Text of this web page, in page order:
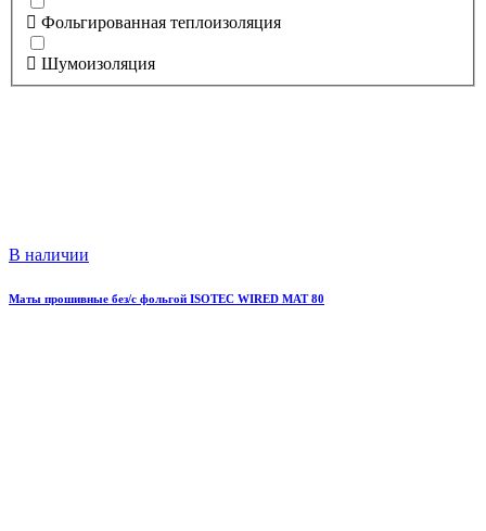
Фольгированная теплоизоляция
Шумоизоляция
В наличии
Маты прошивные без/с фольгой ISOTEC WIRED MAT 80